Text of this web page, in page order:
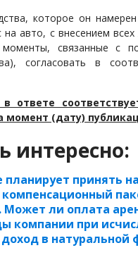
которое он
авто, с внесением
связанные с
согласовать в
момент (дату)
интересно:
принять
Может ли оплата
компании при
в